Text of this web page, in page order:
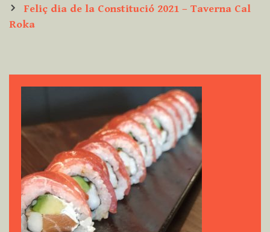
Feliç dia de la Constitució 2021 – Taverna Cal
Roka